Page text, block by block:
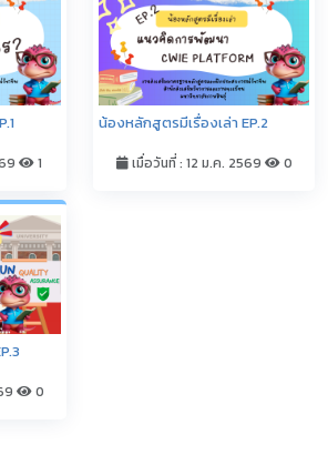
1
น้องหลักสูตรมีเรื่องเล่า EP.2
เมื่อวันที่ : 12 ม.ค. 2569 0
0